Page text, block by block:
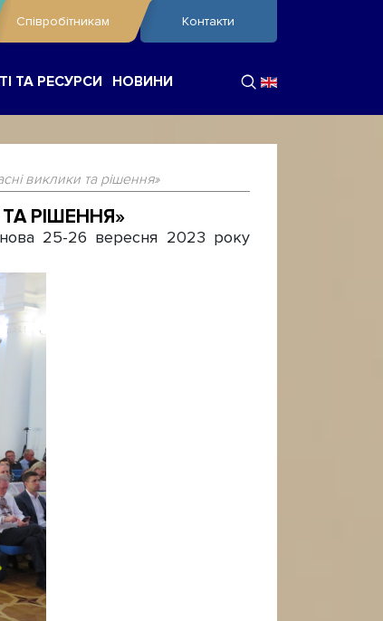
Співробітникам Контакти
ТА РЕСУРСИ НОВИНИ
виклики та рішення»
РІШЕННЯ»
25-26 вересня 2023 року